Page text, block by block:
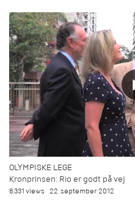
OLYMPISKE LEGE
Kronprinsen: Rio er godt på vej
8.331 views 22. september 2012